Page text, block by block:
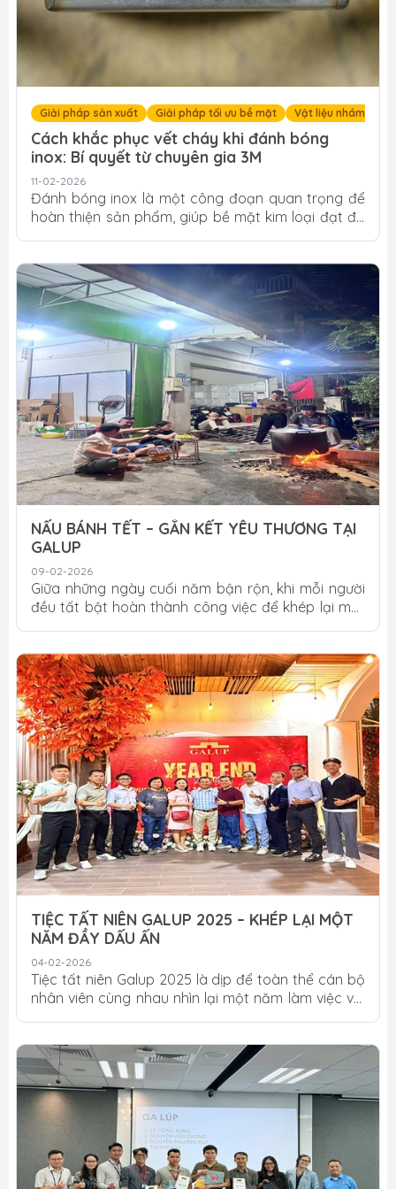
Giải pháp sản xuất Giải pháp tối ưu bề mặt Vật liệu nhám 3M
Cách khắc phục vết cháy khi đánh bóng
inox: Bí quyết từ chuyên gia 3M
11-02-2026
Đánh bóng inox là một công đoạn quan trọng để
hoàn thiện sản phẩm, giúp bề mặt kim loại đạt độ
biến màu xanh (heat tint) trong quá trình gia công
thường xuyên xảy ra, gây lãng phí thời gian và chi
phí. Bài viết này sẽ hướng dẫn bạn cách khắc phục
triệt để vết cháy và quy trình đánh bóng inox
chuyên nghiệp từ các chuyên gia 3M, giúp bạn đạt
được bề mặt hoàn hảo ngay từ...
NẤU BÁNH TẾT – GẮN KẾT YÊU THƯƠNG TẠI
GALUP
09-02-2026
Giữa những ngày cuối năm bận rộn, khi mỗi người
đều tất bật hoàn thành công việc để khép lại một
động Nấu bánh Tết – Gắn kết yêu thương không
chỉ mang đậm nét văn hóa truyền thống, mà còn
trở thành một khoảnh khắc ý nghĩa, giúp các thành
viên Galup thêm gắn bó và thấu hiểu nhau hơn.
Không gian sum vầy giữa những ngày cuối năm
Trong không khí rộn ràng của những ngày cận Tết,
hình...
TIỆC TẤT NIÊN GALUP 2025 – KHÉP LẠI MỘT
NĂM ĐẦY DẤU ẤN
04-02-2026
Tiệc tất niên Galup 2025 là dịp để toàn thể cán bộ
nhân viên cùng nhau nhìn lại một năm làm việc với
năm, chương trình còn là khoảng thời gian ý nghĩa
để tri ân sự đồng hành, cống hiến của tập thể và
tiếp thêm năng lượng tích cực cho hành trình phía
trước. Không gian tất niên 2025 – Ấm áp, chỉn chu
và giàu cảm xúc Buổi tiệc được tổ chức trong
không khí thân mật nhưng...